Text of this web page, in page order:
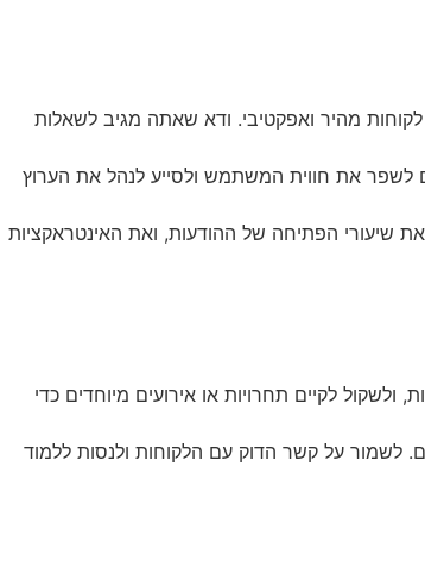
מהיר ואפקטיבי. ודא שאתה מגיב לשאלות
לשפר את חווית המשתמש ולסייע לנהל את הערוץ
הפתיחה של ההודעות, ואת האינטראקציות
לקיים תחרויות או אירועים מיוחדים כדי
לשמור על קשר הדוק עם הלקוחות ולנסות ללמוד